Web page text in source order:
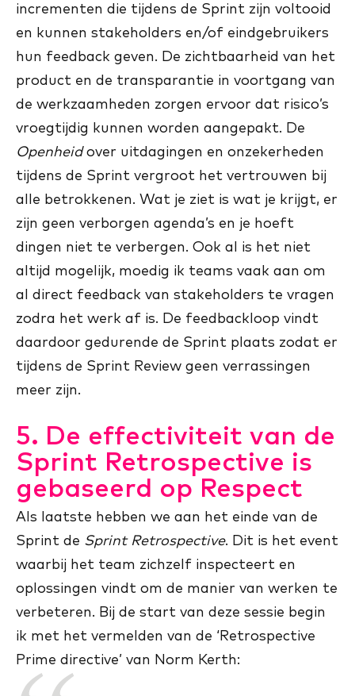
incrementen die tijdens de Sprint zijn voltooid
en kunnen stakeholders en/of eindgebruikers
hun feedback geven. De zichtbaarheid van het
product en de transparantie in voortgang van
de werkzaamheden zorgen ervoor dat risico’s
vroegtijdig kunnen worden aangepakt. De
Openheidover uitdagingen en onzekerheden
tijdens de Sprint vergroot het vertrouwen bij
alle betrokkenen. Wat je ziet is wat je krijgt, er
zijn geen verborgen agenda’s en je hoeft
dingen niet te verbergen. Ook al is het niet
altijd mogelijk, moedig ik teams vaak aan om
al direct feedback van stakeholders te vragen
zodra het werk af is. De feedbackloop vindt
daardoor gedurende de Sprint plaats zodat er
tijdens de Sprint Review geen verrassingen
meer zijn.
5. De effectiviteit van de
Sprint Retrospective is
gebaseerd op Respect
Als laatste hebben we aan het einde van de
Sprint de Sprint Retrospective. Dit is het event
waarbij het team zichzelf inspecteert en
oplossingen vindt om de manier van werken te
verbeteren. Bij de start van deze sessie begin
ik met het vermelden van de ‘Retrospective
Prime directive’ van Norm Kerth: